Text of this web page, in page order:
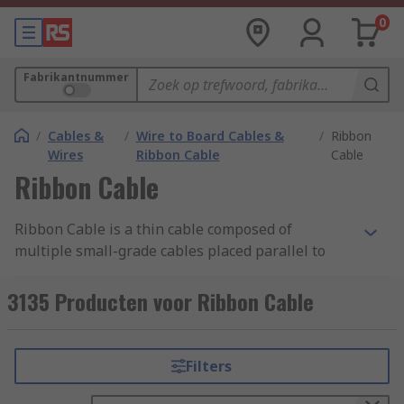
0
Fabrikantnummer
/ Cables &
Wires
/ Wire to Board Cables &
Ribbon Cable
/ Ribbon
Cable
Ribbon Cable
Ribbon Cable is a thin cable composed of
multiple small-grade cables placed parallel to
they form a wide flat cable resembling a piece of
ribbon.
Types of Ribbon Cable
3135 Producten voor Ribbon Cable
Filters